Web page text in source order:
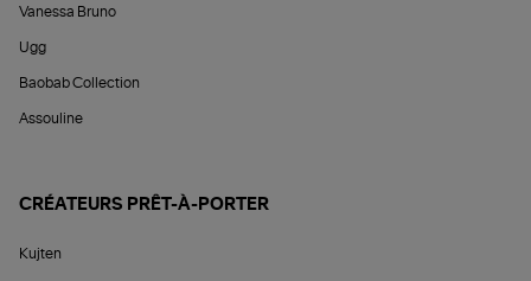
Vanessa Bruno
Ugg
Baobab Collection
Assouline
CRÉATEURS PRÊT-À-PORTER
Kujten